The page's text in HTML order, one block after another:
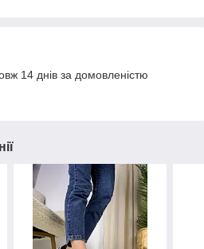
14 днів за домовленістю